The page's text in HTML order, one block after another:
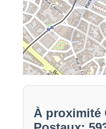
À proximité